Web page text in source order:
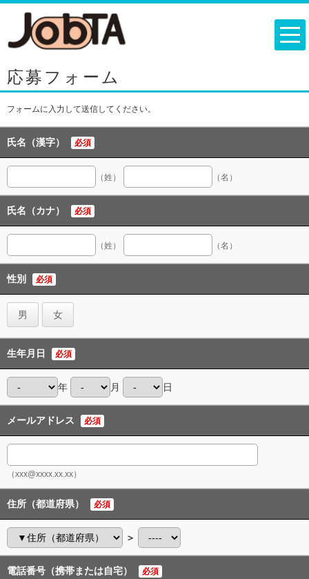
応募フォーム
フォームに入力して送信してください。
氏名（漢字） 必須
（姓） （名）
氏名（カナ） 必須
（姓） （名）
性別 必須
男 女
生年月日 必須
年 月 日
メールアドレス 必須
（xxx@xxxx.xx.xx）
住所（都道府県） 必須
＞
電話番号（携帯または自宅） 必須